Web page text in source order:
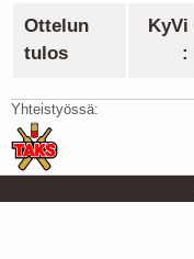
Ottelun
tulos
KyVi
:
Yhteistyössä: